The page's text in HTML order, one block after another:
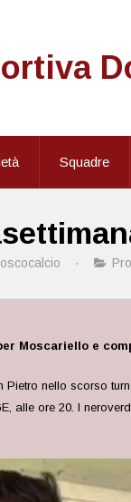
Squadre
·
Moscariello e
nello scorso
alle ore 20. I